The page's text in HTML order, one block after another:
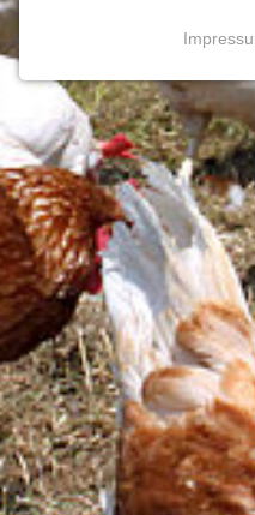
Notwendige Cookies
Funktionen und sind
der Website
Matomo-Opt-Out
Name:
Anbieter:
Kneibel-Ei
Zweck:
Speichert die
Cookies (Opt-Out-
Cookie Laufzeit: